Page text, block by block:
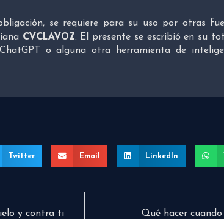
se requiere para su uso por otras
CVCLAVOZ. El presente se escribió en su
o alguna otra herramienta de
Twitter Email LinkedIn
y contra ti
Qué hacer